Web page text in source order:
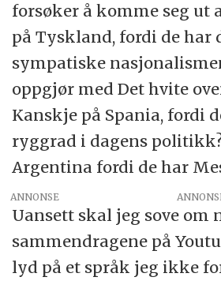
forsøker å komme seg ut
på Tyskland, fordi de har
sympatiske
oppgjør med Det hvite
Kanskje på Spania, fordi
ryggrad i dagens
Argentina fordi de har
ANNONSE
Uansett skal jeg sove om
sammendragene på
lyd på et språk jeg ikke